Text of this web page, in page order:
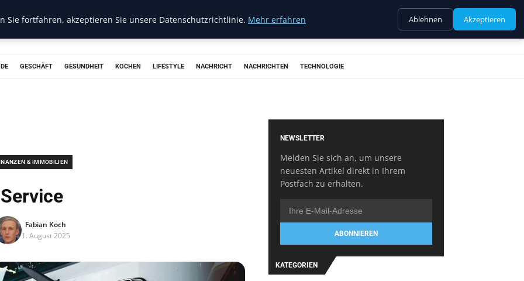
GESCHÄFT GESUNDHEIT KOCHEN LIFESTYLE NACHRICHT NACHRICHTEN TECHNOLOGIE
& IMMOBILIEN
Service
Fabian Koch
1. August 2025
NEWSLETTER
Melden Sie sich an, um unsere
neuesten Artikel direkt in Ihrem
Postfach zu erhalten.
ABONNIEREN
KATEGORIEN
Sie fortfahren, akzeptieren Sie unsere Datenschutzrichtlinie. Mehr erfahren Ablehnen Akzeptieren